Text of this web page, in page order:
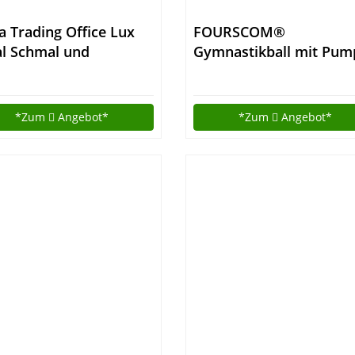
Trading Office Lux
Schmal und
Lackiert, 52 x
35 cm
*Zum Angebot*
FOURSCOM®
Gymnastikball mit
*Zum Angebot*